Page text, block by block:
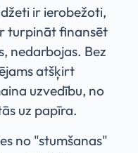
ir ierobežoti,
turpināt finansēt
nedarbojas. Bez
atšķirt
uzvedību, no
uz papīra.
no "stumšanas"